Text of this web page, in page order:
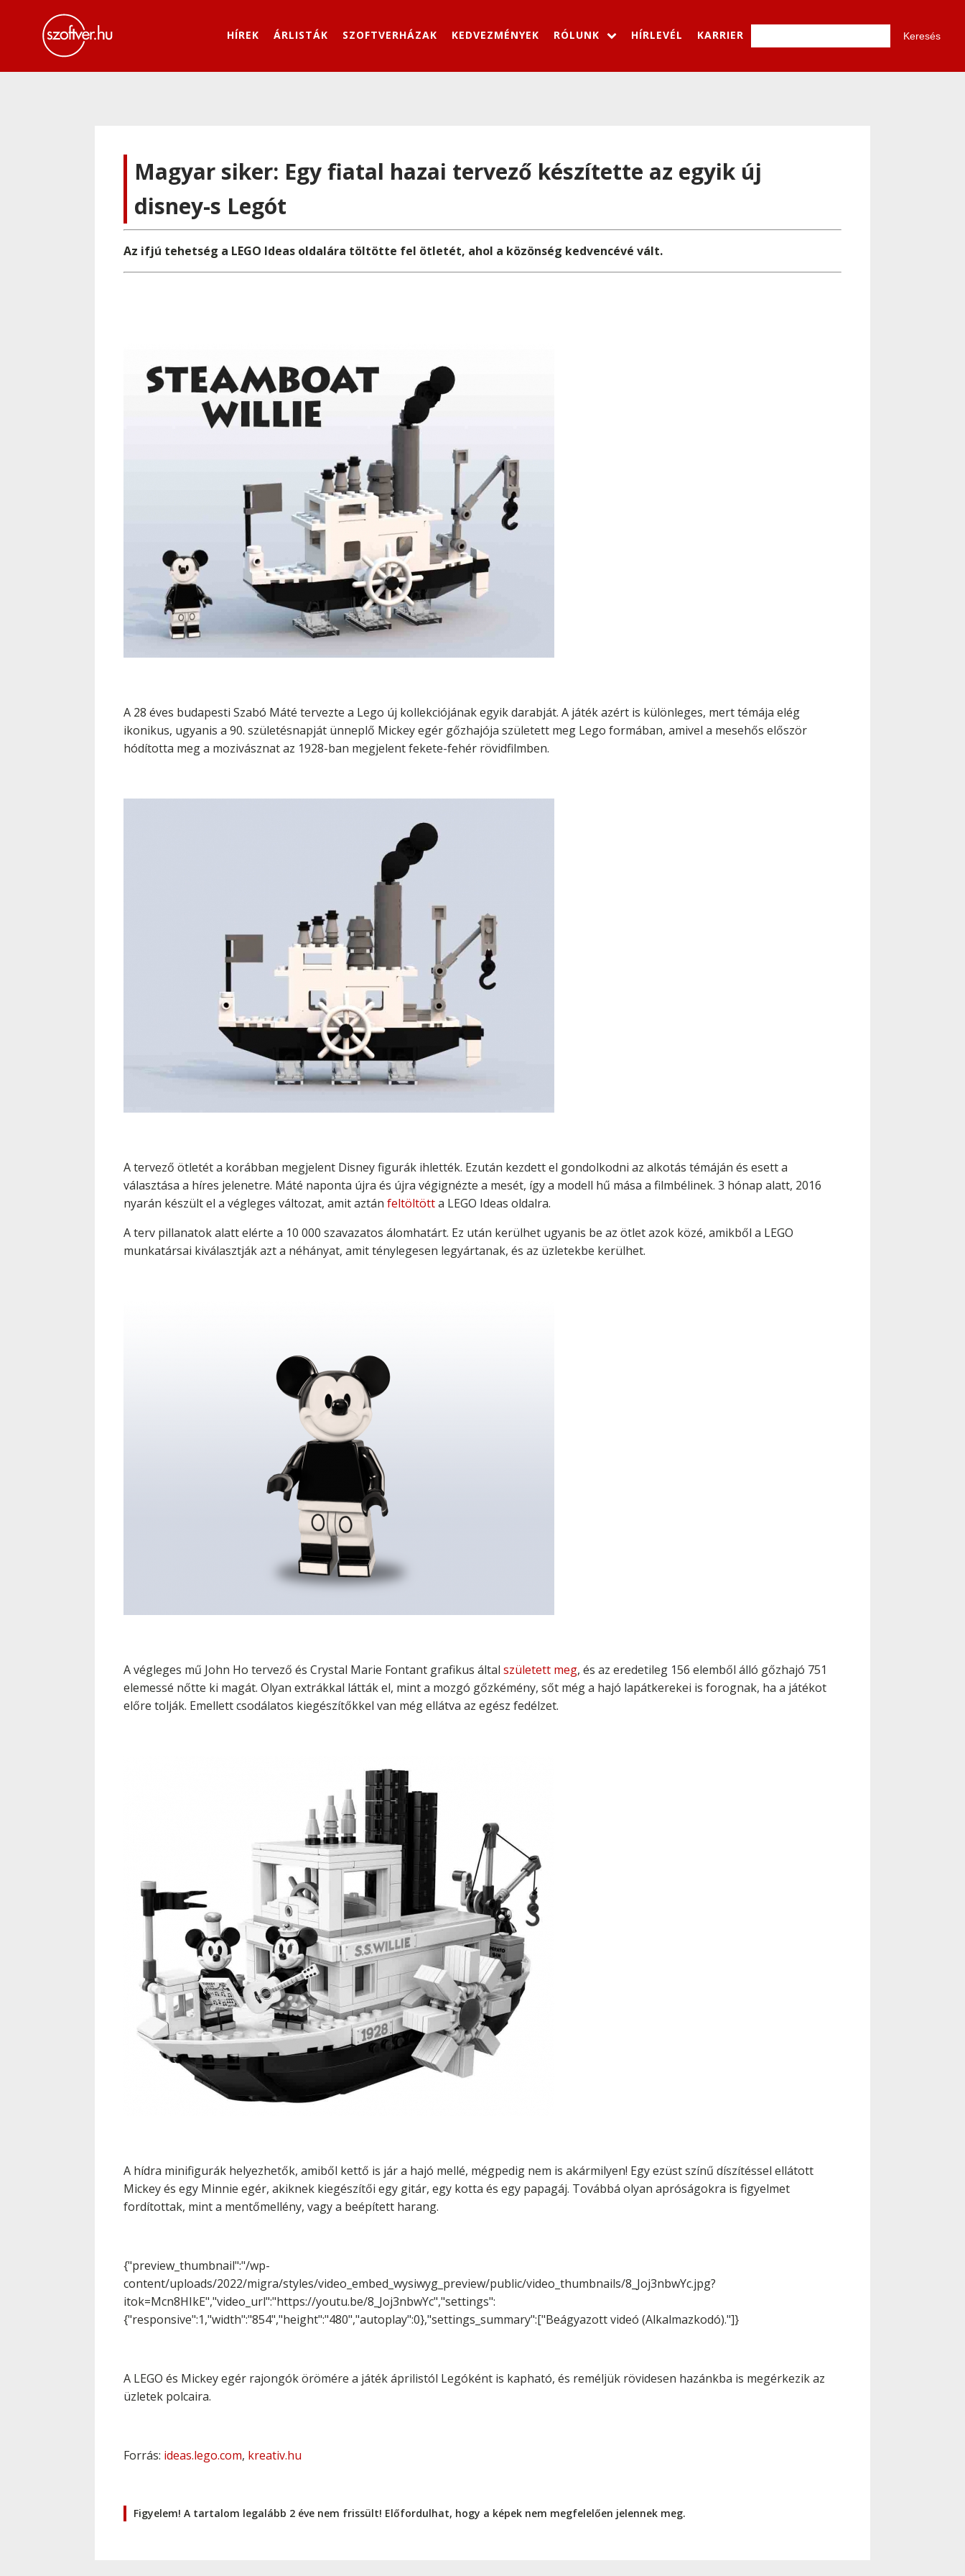
HÍREK ÁRLISTÁK SZOFTVERHÁZAK KEDVEZMÉNYEK RÓLUNK HÍRLEVÉL KARRIER
Magyar siker: Egy fiatal hazai tervező készítette az egyik új
disney-s Legót
Az ifjú tehetség a LEGO Ideas oldalára töltötte fel ötletét, ahol a közönség kedvencévé vált.
A 28 éves budapesti Szabó Máté tervezte a Lego új kollekciójának egyik darabját. A játék azért is különleges, mert témája elég
ikonikus, ugyanis a 90. születésnapját ünneplő Mickey egér gőzhajója született meg Lego formában, amivel a mesehős először
hódította meg a mozivásznat az 1928-ban megjelent fekete-fehér rövidfilmben.
A tervező ötletét a korábban megjelent Disney figurák ihlették. Ezután kezdett el gondolkodni az alkotás témáján és esett a
választása a híres jelenetre. Máté naponta újra és újra végignézte a mesét, így a modell hű mása a filmbélinek. 3 hónap alatt, 2016
nyarán készült el a végleges változat, amit aztán feltöltötta LEGO Ideas oldalra.
A terv pillanatok alatt elérte a 10 000 szavazatos álomhatárt. Ez után kerülhet ugyanis be az ötlet azok közé, amikből a LEGO
munkatársai kiválasztják azt a néhányat, amit ténylegesen legyártanak, és az üzletekbe kerülhet.
A végleges mű John Ho tervező és Crystal Marie Fontant grafikus által született meg, és az eredetileg 156 elemből álló gőzhajó 751
elemessé nőtte ki magát. Olyan extrákkal látták el, mint a mozgó gőzkémény, sőt még a hajó lapátkerekei is forognak, ha a játékot
előre tolják. Emellett csodálatos kiegészítőkkel van még ellátva az egész fedélzet.
A hídra minifigurák helyezhetők, amiből kettő is jár a hajó mellé, mégpedig nem is akármilyen! Egy ezüst színű díszítéssel ellátott
Mickey és egy Minnie egér, akiknek kiegészítői egy gitár, egy kotta és egy papagáj. Továbbá olyan apróságokra is figyelmet
fordítottak, mint a mentőmellény, vagy a beépített harang.
{"preview_thumbnail":"/wp-
content/uploads/2022/migra/styles/video_embed_wysiwyg_preview/public/video_thumbnails/8_Joj3nbwYc.jpg?
itok=Mcn8HIkE","video_url":"https://youtu.be/8_Joj3nbwYc","settings":
{"responsive":1,"width":"854","height":"480","autoplay":0},"settings_summary":["Beágyazott videó (Alkalmazkodó)."]}
A LEGO és Mickey egér rajongók örömére a játék áprilistól Legóként is kapható, és reméljük rövidesen hazánkba is megérkezik az
üzletek polcaira.
Forrás: ideas.lego.com, kreativ.hu
Figyelem! A tartalom legalább 2 éve nem frissült! Előfordulhat, hogy a képek nem megfelelően jelennek meg.